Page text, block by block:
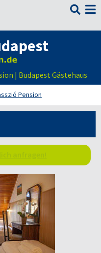

| Budapest Gästehaus
Pension